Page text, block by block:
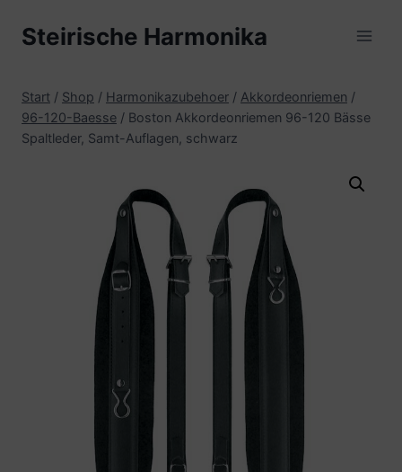
InhaltSteirische Harmonika
Start / Shop / Harmonikazubehoer / Akkordeonriemen /
96-120-Baesse / Boston Akkordeonriemen 96-120 Bässe
Spaltleder, Samt-Auflagen, schwarz